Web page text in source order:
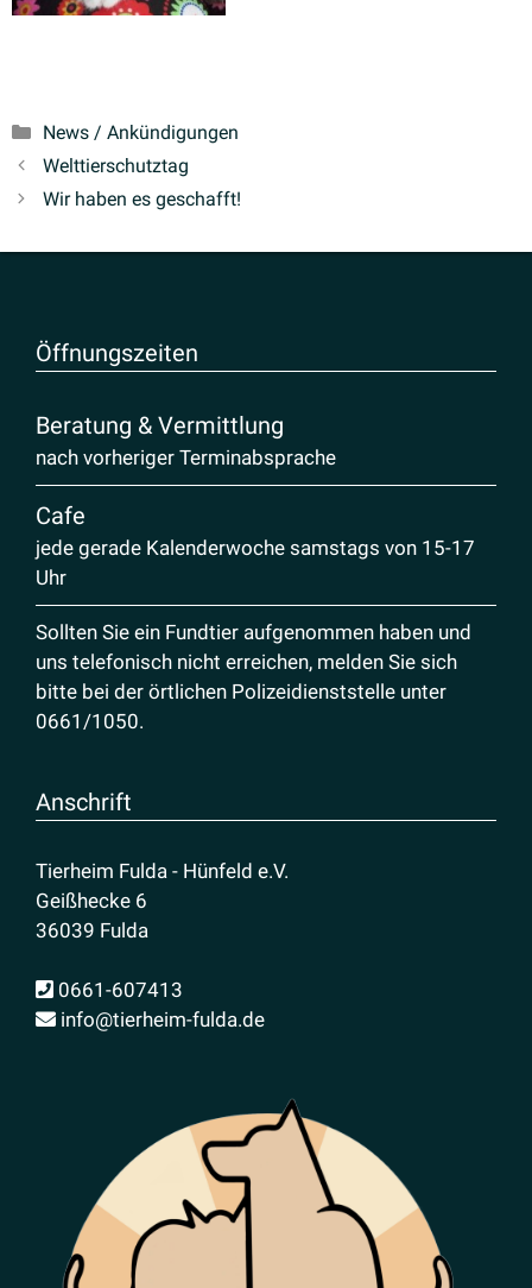
Kategorien
News / Ankündigungen
Welttier­schutztag
Wir haben es geschafft!
Öffnungs­zeiten
Beratung & Vermittlung
nach vorheriger Terminabsprache
Cafe
jede gerade Kalenderwoche samstags von 15-17
Uhr
Sollten Sie ein Fundtier aufgenommen haben und
uns telefonisch nicht erreichen, melden Sie sich
bitte bei der örtlichen Polizeidienststelle unter
0661/1050.
Anschrift
Tierheim Fulda - Hünfeld e.V.
Geißhecke 6
36039 Fulda
0661-607413
info@tierheim-fulda.de